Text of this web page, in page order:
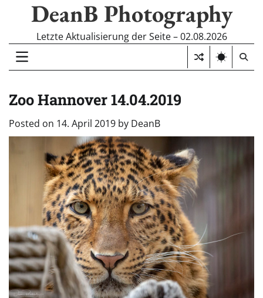
DeanB Photography
Letzte Aktualisierung der Seite – 02.08.2026
Zoo Hannover 14.04.2019
Posted on 14. April 2019 by DeanB